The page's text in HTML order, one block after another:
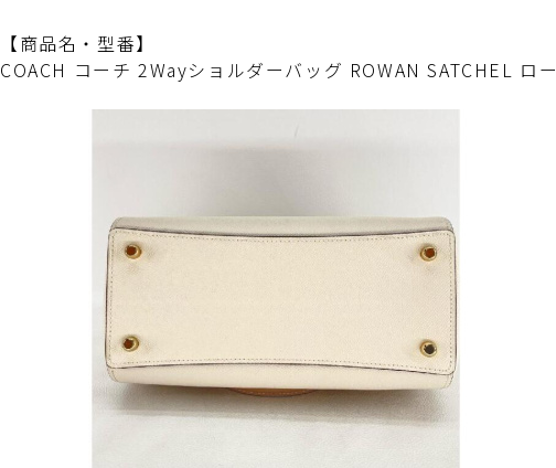
【商品名・型番】
COACH コーチ 2Wayショルダーバッグ ROWAN SATCHEL ロ